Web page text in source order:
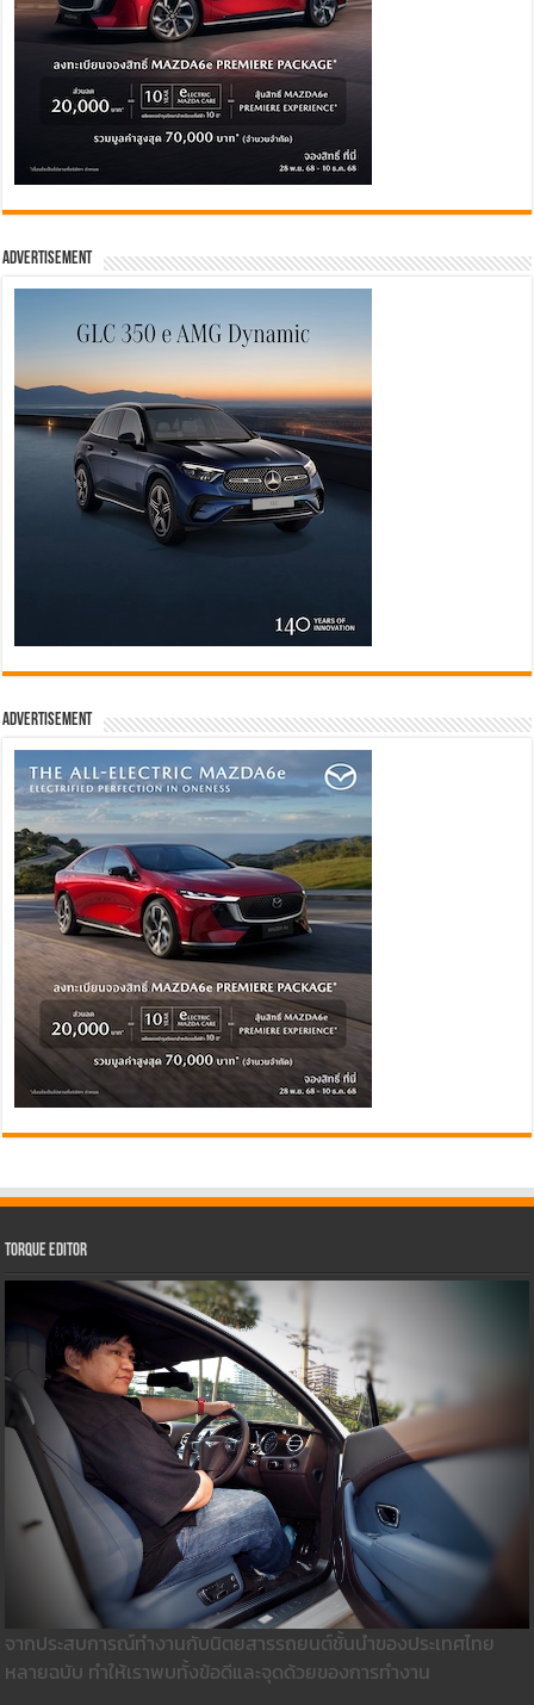
Advertisement
Advertisement
Torque Editor
จากประสบการณ์ทำงานกับนิตยสารรถยนต์ชั้นนำของประเทศไทย
หลายฉบับ ทำให้เราพบทั้งข้อดีและจุดด้วยของการทำงาน